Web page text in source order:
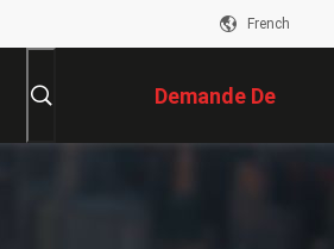
French
Demande De
Soumission